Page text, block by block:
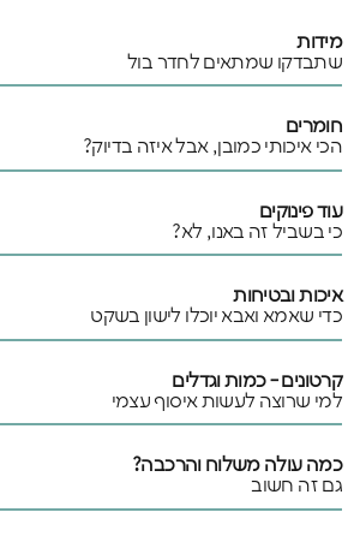
מידות
שתבדקו שמתאים לחדר בול
חומרים
הכי איכותי כמובן, אבל איזה בדיוק?
עוד פינוקים
כי בשביל זה באנו, לא?
איכות ובטיחות
כדי שאמא ואבא יוכלו לישון בשקט
קרטונים - כמות וגדלים
למי שרוצה לעשות איסוף עצמי
כמה עולה משלוח והרכבה?
גם זה חשוב